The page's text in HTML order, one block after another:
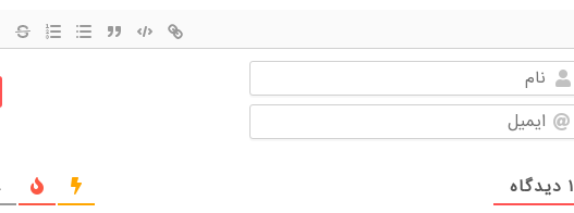
نام
ایمیل
۱ دیدگاه